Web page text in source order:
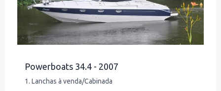
Powerboats 34.4 - 2007
1. Lanchas à venda/Cabinada